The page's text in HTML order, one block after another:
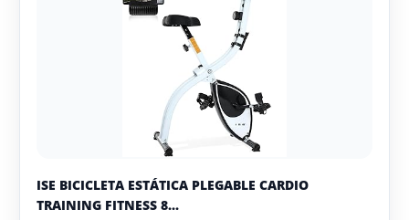
ISE BICICLETA ESTÁTICA PLEGABLE CARDIO
TRAINING FITNESS 8...